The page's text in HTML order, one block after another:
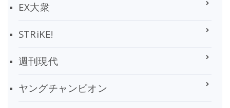
EX大衆
STRiKE!
週刊現代
ヤングチャンピオン